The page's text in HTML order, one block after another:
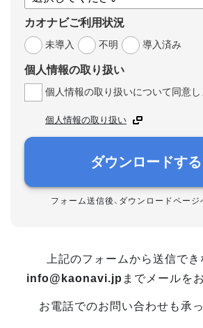
カオナビご利用状況
未導入
不明 導入済み
個人情報の取り扱い
個人情報の取り扱いについて同意し
個人情報の取り扱い
ダウンロードする
フォーム送信後、ダウンロードページ
上記のフォームから送信でき
info@kaonavi.jp までメールを
お電話でのお問い合わせも承